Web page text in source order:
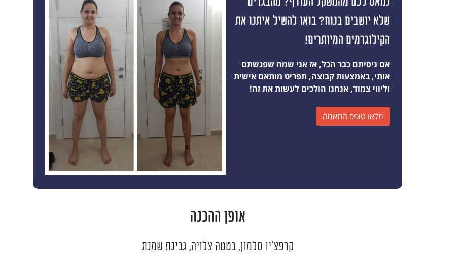
שלא יושבים בנוח? בואו להשיל איתנו את
הקילוגרמים המיותרים!
אם ניסיתם כבר הכל, אז אני שמח שפגשתם
אותי, באמצעות קבוצה, תפריט מותאם אישית
וליווי צמוד, אנחנו הולכים לעשות את זה!
מלאו טופס התאמה
אופן ההכנה
קרפצ'יו סלמון, בטטה צלויה, גבינת שמנת